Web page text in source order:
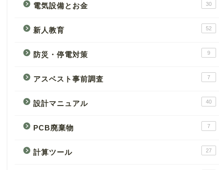
電気設備とお金 30
新人教育 52
防災・停電対策 9
アスベスト事前調査 7
設計マニュアル 40
PCB廃棄物 7
計算ツール 27